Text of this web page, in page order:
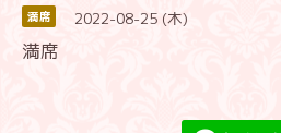
満席 2022-08-25 (木)
満席